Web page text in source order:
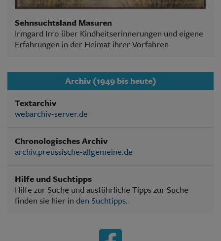
Sehnsuchtsland Masuren
Irmgard Irro über Kindheitserinnerungen und eigene
Erfahrungen in der Heimat ihrer Vorfahren
Archiv (1949 bis heute)
Textarchiv
webarchiv-server.de
Chronologisches Archiv
archiv.preussische-allgemeine.de
Hilfe und Suchtipps
Hilfe zur Suche und ausführliche Tipps zur Suche
finden sie hier in den Suchtipps.